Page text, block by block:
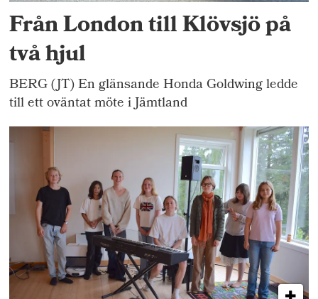
Från London till Klövsjö på
två hjul
BERG (JT) En glänsande Honda Goldwing ledde
till ett oväntat möte i Jämtland